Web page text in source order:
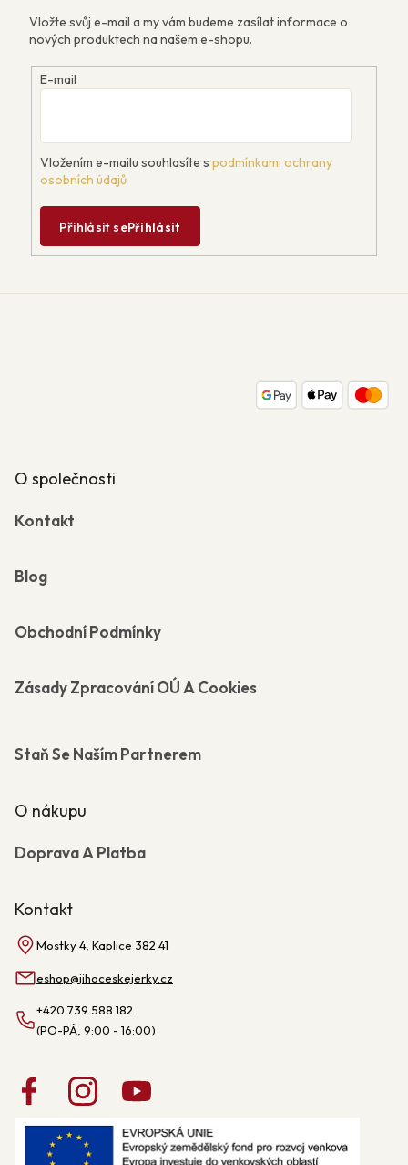
Vložte svůj e-mail a my vám budeme zasílat informace o
nových produktech na našem e-shopu.
E-mail
Vložením e-mailu souhlasíte s podmínkami ochrany
osobních údajů
Přihlásit sePřihlásit
O společnosti
Kontakt
Blog
Obchodní Podmínky
Zásady Zpracování OÚ A Cookies
Staň Se Naším Partnerem
O nákupu
Doprava A Platba
Kontakt
Mostky 4, Kaplice 382 41
eshop@jihoceskejerky.cz
+420 739 588 182